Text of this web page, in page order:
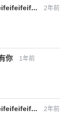
2年前
你 1年前
2年前